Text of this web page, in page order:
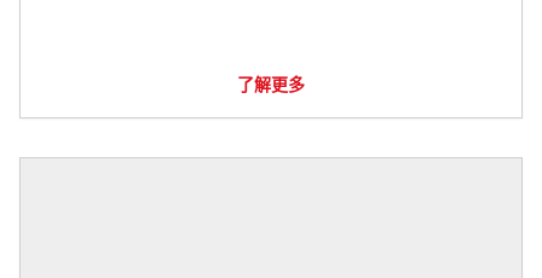
了解更多